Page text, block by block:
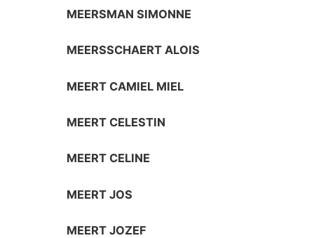
MEERSMAN SIMONNE
MEERSSCHAERT ALOIS
MEERT CAMIEL MIEL
MEERT CELESTIN
MEERT CELINE
MEERT JOS
MEERT JOZEF